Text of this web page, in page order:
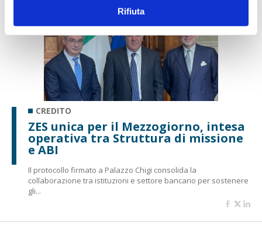
Rifiuta
CREDITO
ZES unica per il Mezzogiorno, intesa
operativa tra Struttura di missione
e ABI
Il protocollo firmato a Palazzo Chigi consolida la
collaborazione tra istituzioni e settore bancario per sostenere
gli...